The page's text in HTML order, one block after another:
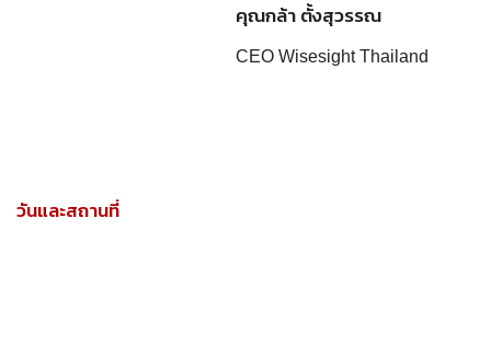
คุณกล้า ตั้งสุวรรณ
CEO Wisesight Thailand
วันและสถานที่